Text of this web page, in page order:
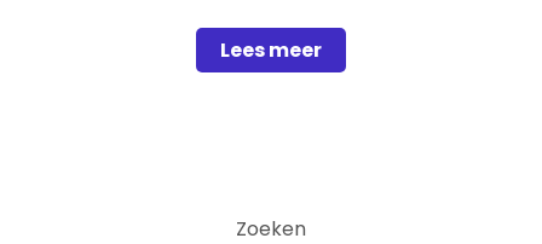
Lees meer
Zoeken